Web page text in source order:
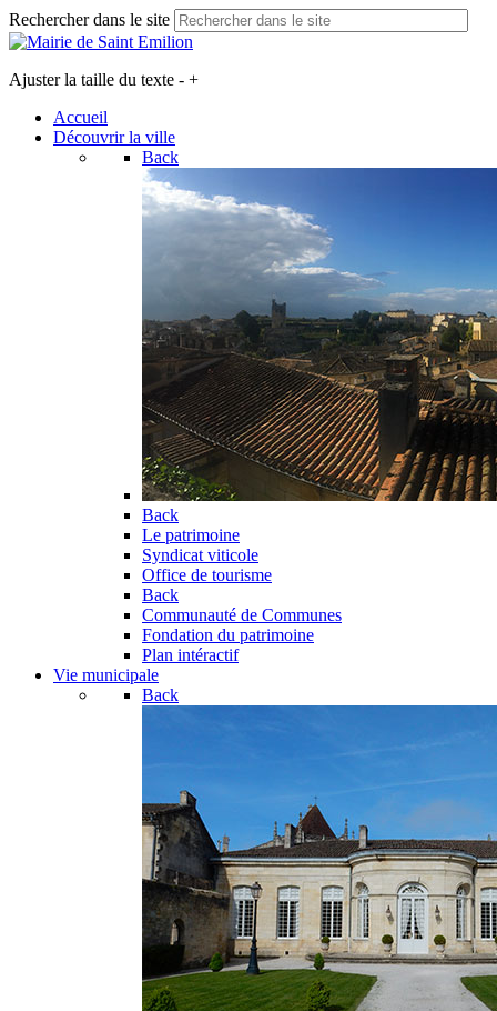
Rechercher dans le site
Ajuster la taille du texte - +
Accueil
Découvrir la ville
Back
Back
Le patrimoine
Syndicat viticole
Office de tourisme
Back
Communauté de Communes
Fondation du patrimoine
Plan intéractif
Vie municipale
Back